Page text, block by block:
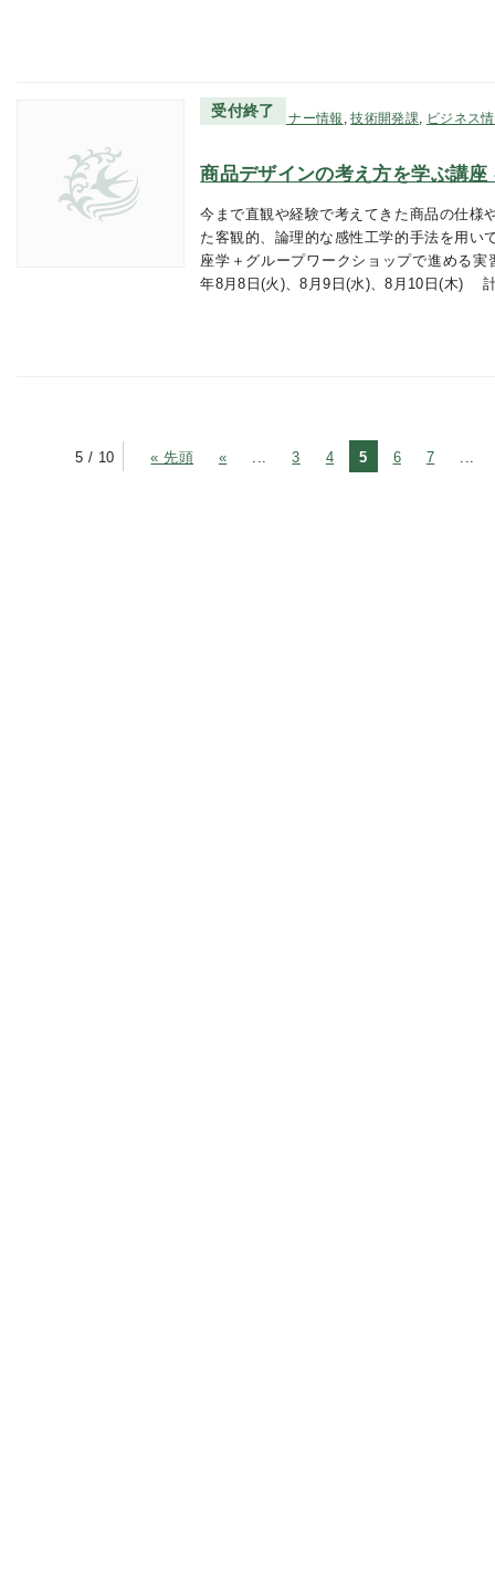
研修・セミナー情報 ,技術開発課 ビジネス
受付終了
商品デザインの考え方を学ぶ講
今まで直観や経験で考えてきた商品の仕様
た客観的、論理的な感性工学的手法を用い
座学＋グループワークショップで進める
年8月8日(火)、8月9日(水)、8月10日(木)
5 / 10 « 先頭 « 3 4 5 6 7